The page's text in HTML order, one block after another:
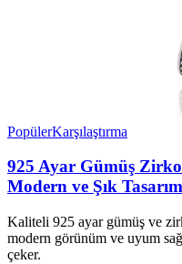
PopülerKarşılaştırma
925 Ayar Gümüş
Modern ve Şık
Kaliteli 925 ayar gümüş ve
modern görünüm ve uyum
çeker.